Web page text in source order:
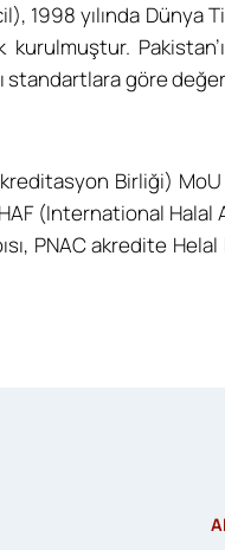
1998 yılında Dünya
kurulmuştur.
göre
Birliği)
(International
PNAC akredite